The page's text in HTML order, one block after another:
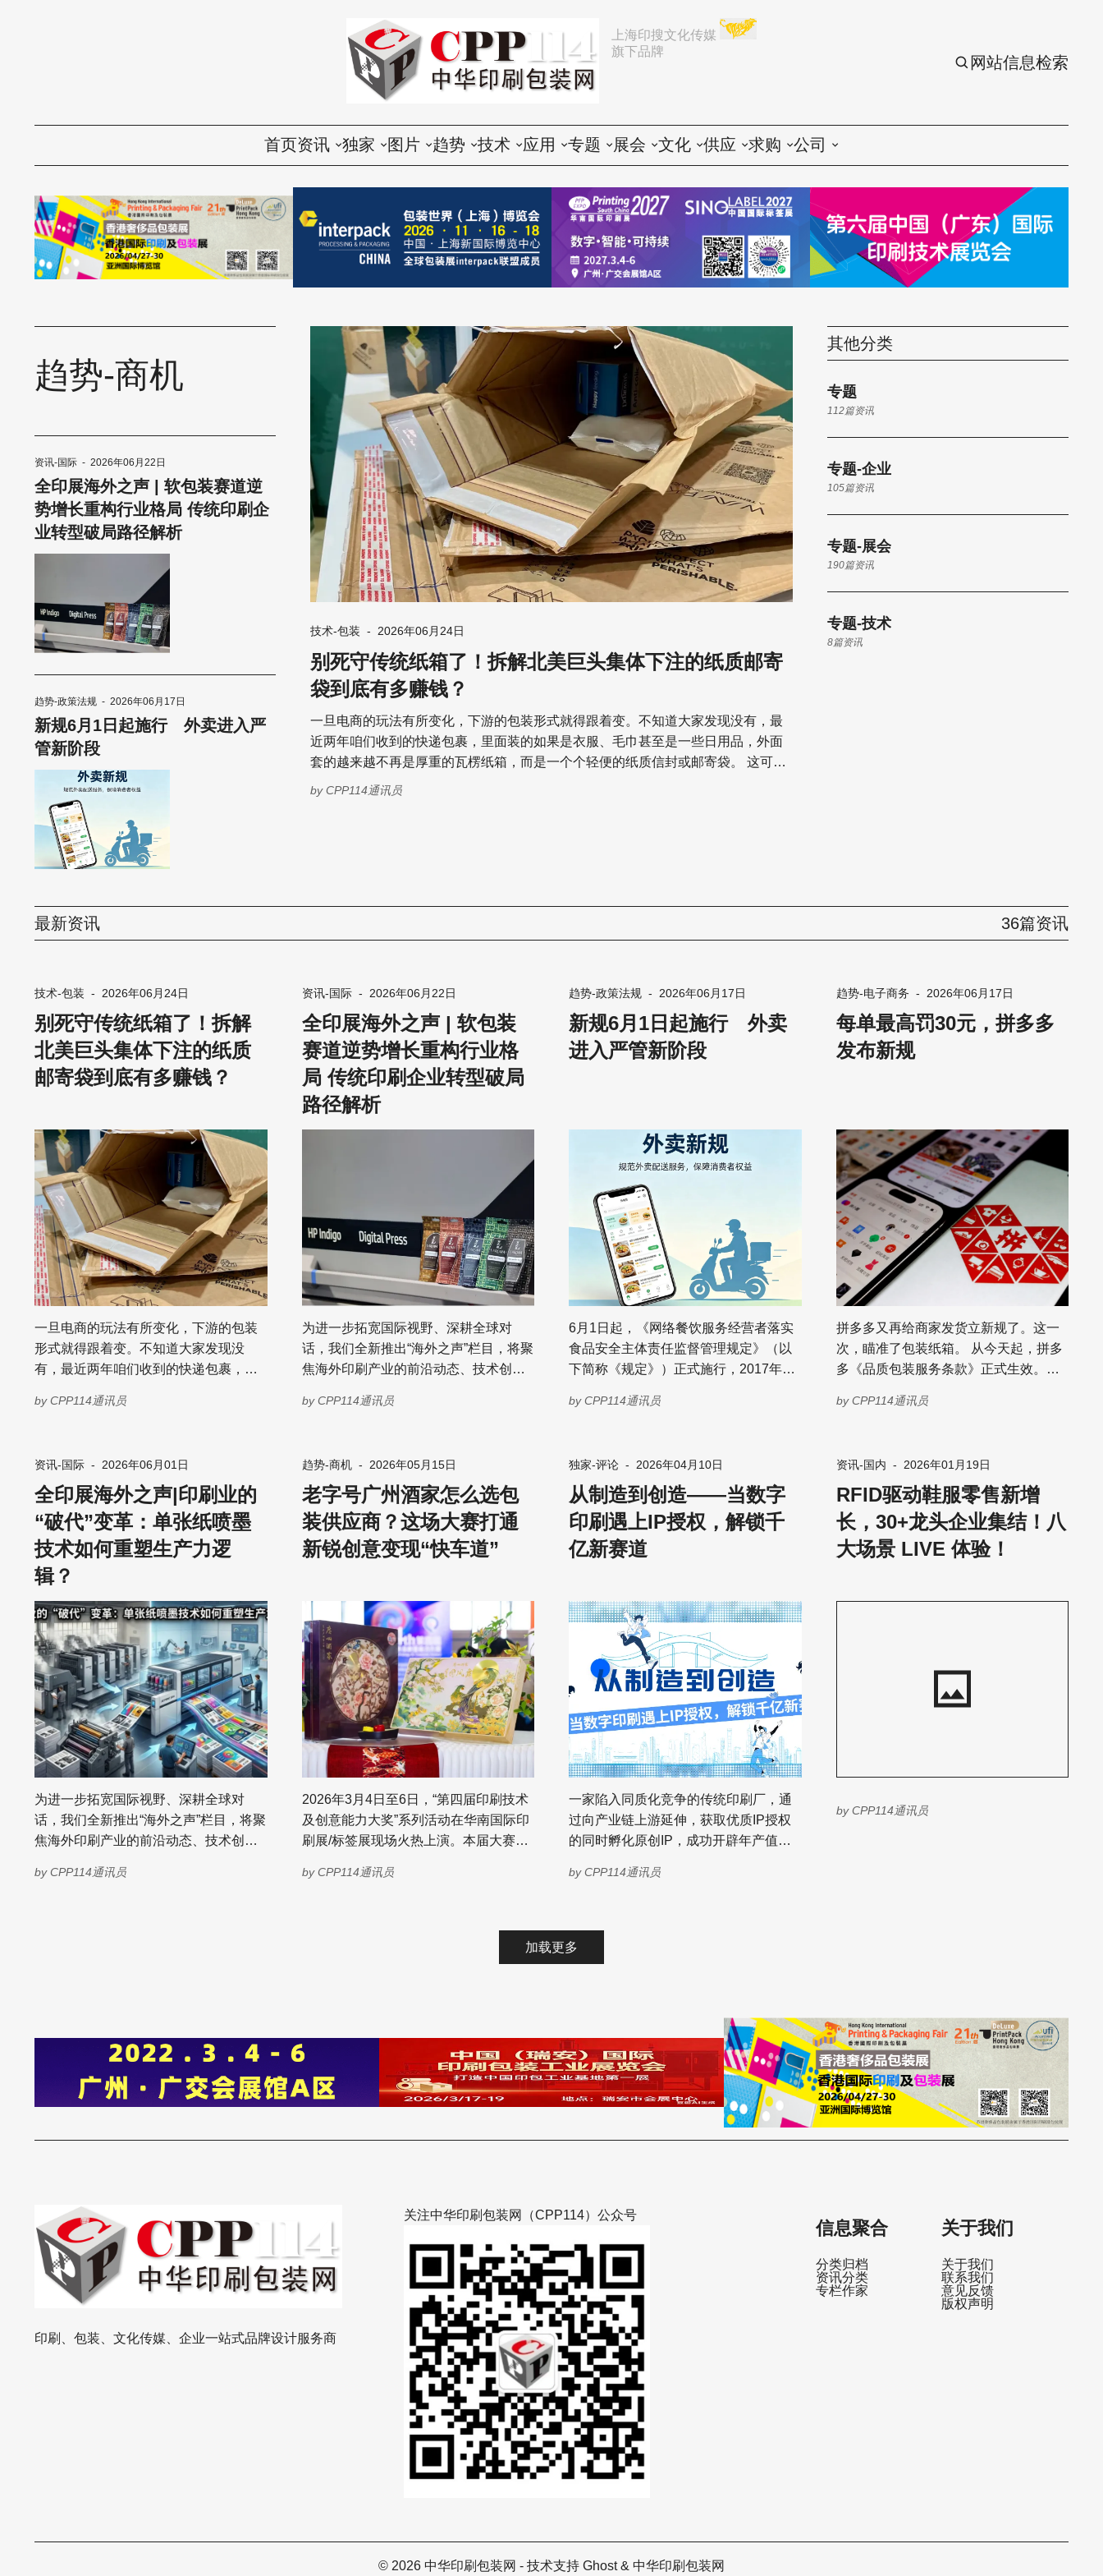
上海印搜文化传媒
旗下品牌
网站信息检索
首页资讯
国内
国际
产品导购
独家
评论
访谈
话题
图片
活动
展会
设备
世界
趋势
行业动态
企业动态
营销
政策法规
统计
商机
技术
印前
印中
印后
器材
耗材
油墨
应用
胶印
数码
标签
丝印
其他
专题
展会
企业
咨询
展会
推荐
中国
东南亚
文化
文化创意
供应
会议
印刷设备
印刷材料
印刷服务
求购
印刷
包装
丝印
公司
印刷
包装
丝印
趋势-商机
资讯-国际 - 2026年06月22日
全印展海外之声 | 软包装赛道逆
势增长重构行业格局 传统印刷企
业转型破局路径解析
趋势-政策法规 - 2026年06月17日
新规6月1日起施行 外卖进入严
管新阶段
技术-包装 - 2026年06月24日
别死守传统纸箱了！拆解北美巨头集体下注的纸质邮寄
袋到底有多赚钱？
一旦电商的玩法有所变化，下游的包装形式就得跟着变。不知道大家发现没有，最
近两年咱们收到的快递包裹，里面装的如果是衣服、毛巾甚至是一些日用品，外面
套的越来越不再是厚重的瓦楞纸箱，而是一个个轻便的纸质信封或邮寄袋。 这可不
是个别商家的省钱小妙招，而是一场正在全球包装供应链内部悄然上演的“降维打
这一趋势将进一步重塑纸包装与软包装的市场份额。 咨询公司Circular Ventures的
byCPP114通讯员
其他分类
专题
112篇资讯
专题-企业
105篇资讯
专题-展会
190篇资讯
专题-技术
8篇资讯
最新资讯 36篇资讯
技术-包装 - 2026年06月24日
别死守传统纸箱了！拆解
北美巨头集体下注的纸质
邮寄袋到底有多赚钱？
一旦电商的玩法有所变化，下游的包装
形式就得跟着变。不知道大家发现没
有，最近两年咱们收到的快递包裹，里
用品，外面套的越来越不再是厚重的瓦
招，而是一场正在全球包装供应链内部
悄然上演的“降维打击”。随着市场需求的
演变以及包装在形状、尺寸和重复利用
方面的持续创新，邮寄信封和软包装袋
正迎来前所未有的蓬勃发展期。 在这场
由可持续发展理念、材料减量化以及基
们正顺应潮流，疯狂地蚕食着瓦楞纸箱
作为最常用包装形式的绝对霸主地位。
根据彭博社瓦楞包装市场分析师瑞安·福
克斯的最新研判，纸质信封的使用量近
期出现了“加速增长”，并预测到2026
年，这一趋势将进一步重塑纸包装与软
包装的市场份额。 咨询公司Circular
Ventures的创始人迈尔斯·科恩更是直
言：“想想我们每天运送的数亿件商品，
它们正在大面积转向使用信封。” 巨头纷
纷押注：从亚马逊的工厂改造到百亿资
本的圈地运动 在这场“拆箱换袋”的运动
头大哥的角色。自疫情爆
byCPP114通讯员
资讯-国际- 2026年06月22日
全印展海外之声 | 软包装
赛道逆势增长重构行业格
局 传统印刷企业转型破局
路径解析
为进一步拓宽国际视野、深耕全球对
话，我们全新推出“海外之声”栏目，将聚
焦海外印刷产业的前沿动态、技术创
域的产业洞察、品牌故事与合作机遇，
中携手共进，共赴2026全印展的东方之
约，共绘全球印刷产业的美好蓝图。 在
数字化转型与市场需求迭代的双重驱动
下，全球传统商业印刷行业步入增长瓶
颈，新闻纸、宣传册等传统印刷业务市
场空间与强劲的盈利潜力，成为印刷行
业为数不多的高增长细分赛道。据美国
软包装协会（FPA）最新行业统计报告
显示，美国软包装年销售额已逼近426亿
美元（折合人民币超3000亿元），市场
份额占据整体包装行业的五分之一。 当
前，国内外头部印刷企业纷纷布局软包
装领域，开启跨界转型升级进程。值得
注意的是，传统印刷企业向食品级软包
装领域跨界，并非单纯的设备迭代与产
能扩容，需要具备较高的技术与资质门
槛。 传统印刷企业转型动因：存量市场
前，印刷行业研究机构已监测到行业业
byCPP114通讯员
趋势-政策法规 - 2026年06月17日
新规6月1日起施行 外卖
进入严管新阶段
6月1日起，《网络餐饮服务经营者落实
食品安全主体责任监督管理规定》（以
下简称《规定》）正式施行，2017年发
办法》同时废止。 记者注意到，新
配送全链条发力，筑牢食品安全防线。
业界认为，这标志着外卖进入全链条、
穿透式严管新阶段。 从市场规模来
看，近年来，网络餐饮业态迅猛发展。
据中国餐饮业年度报告数据显示，我国
右，成为行业重要的增长极，但也面临
新情况新问题。 为进一步提升餐饮
外卖食品安全水平，市场监管总局专门
制定出台《规定》，强调压实各方主体
责任，强化违法违规处罚力度，在保障
餐桌安全的同时，进一步促进这一万亿
级市场的健康规范发展。 具体来
看，《规定》紧扣平台主体责任“牛鼻
子”，细化了外卖平台对商户资质审核、
信息公示、过程管控、问题处置等全链
条的管理责任，要求外卖平台做到备案
即担责、上线即受管、经营即履责。
byCPP114通讯员
趋势-电子商务 - 2026年06月17日
每单最高罚30元，拼多多
发布新规
拼多多又再给商家发货立新规了。这一
次，瞄准了包装纸箱。 从今天起，拼多
多《品质包装服务条款》正式生效。按
服务，就必须使用符合平台标准的纸箱
在拼多多的公告中，纸箱要全新、干
燥、无破损，必须是三层以上瓦楞纸
板；箱内还要用专业材料填充，且商品
和箱壁之间的空隙不能超过5厘米。 如
果商家没有履约，平台有权要求商家按
完整、更结实、更体面。 但在商家看
来，这个纸箱装下的不只有商品，还有
则，并非要求所有商家立刻更换包装，
换句话说，“品质包装”
byCPP114通讯员
资讯-国际 - 2026年06月01日
全印展海外之声|印刷业的
“破代”变革：单张纸喷墨
技术如何重塑生产力逻
辑？
为进一步拓宽国际视野、深耕全球对
话，我们全新推出“海外之声”栏目，将聚
焦海外印刷产业的前沿动态、技术创
域的产业洞察、品牌故事与合作机遇，
统胶印与碳粉数字印刷之间的“补充者”。
然而，如今的它正以惊人的进化速度，
强势渗透进从直邮营销、商业印刷、书
籍出版到高端影像、金融保险，甚至于
运行逻辑相对固定：大批量作业交给胶
印，少量且多变的活件则由碳粉印刷机
代劳。 然而，这种看似稳固的平衡正在
被日益变化的市场需求所打破。正如京
经理弗雷德·莫罗内所言，传统的胶印与
byCPP114通讯员
趋势-商机- 2026年05月15日
老字号广州酒家怎么选包
装供应商？这场大赛打通
新锐创意变现“快车道”
2026年3月4日至6日，“第四届印刷技术
及创意能力大奖”系列活动在华南国际印
刷展/标签展现场火热上演。本届大赛由
投资协会与华南国际印刷展/标签展三方
就这场“创意与商机深度交融”的行业盛
事。 第四届印刷创意大奖现场 六大高光
时刻回顾 01得奖作品及创新工艺展示：
工艺点亮设计，好创意赋能好价值 展区
观众穿梭其间，既能欣赏包装工艺之
美，也能看到创意背后的产业实力，让
优秀创意精准对接业内顶尖厂商。所有
参展包装精品，不仅收获高频曝光，更
积累了包括广州酒家等一线品牌真实的
供应链准入机会。 现场最吸睛的，当属
广州酒家提供的命题素材——月饼包装
byCPP114通讯员
独家-评论 - 2026年04月10日
从制造到创造——当数字
印刷遇上IP授权，解锁千
亿新赛道
一家陷入同质化竞争的传统印刷厂，通
过向产业链上游延伸，获取优质IP授权
的同时孵化原创IP，成功开辟年产值百
越多的印刷企业中上演。 中国IP授权市
授权行业发展白皮书》（以下简称“白皮
书”），2024年国内市场年度授权商品零
过91.4%的被授权企业认为，IP授权能
有效带动销售提升，其中22.7%的企业
认为提升幅度在一倍以上。 一个不容错
过的千亿级机遇 当前的消费市场，尤其
是以Z世代为核心的消费群体，正在经历
从“购买产品”到“购买情感认同”的深刻转
示，2024年中国年度授权金规模达到
总数达2758项。市场需求的旺盛直接转
消费者为特定IP的爱好者，他们的忠诚
度极高——15.2%的爱好者喜欢同一个
IP超过5年。这为
byCPP114通讯员
资讯-国内 - 2026年01月19日
RFID驱动鞋服零售新增
长，30+龙头企业集结！八
大场景 LIVE 体验！
byCPP114通讯员
加载更多
印刷、包装、文化传媒、企业一站式品牌设计服务商
关注中华印刷包装网（CPP114）公众号
信息聚合
分类归档
资讯分类
专栏作家
关于我们
关于我们
联系我们
意见反馈
版权声明
© 2026 中华印刷包装网 - 技术支持 Ghost& 中华印刷包装网